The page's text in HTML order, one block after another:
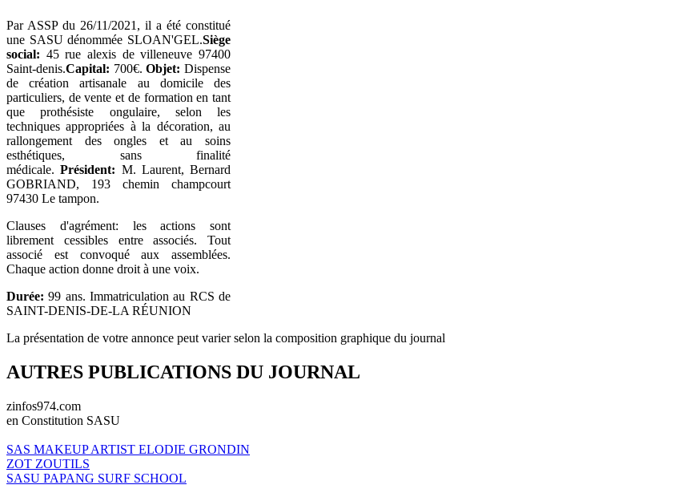
Par ASSP du 26/11/2021, il a été constitué
une SASU dénommée SLOAN'GEL.Siège
social: 45 rue alexis de villeneuve 97400
Saint-denis.Capital: 700€.Objet: Dispense
de création artisanale au domicile des
particuliers, de vente et de formation en tant
que prothésiste ongulaire, selon les
techniques appropriées à la décoration, au
rallongement des ongles et au soins
esthétiques, sans finalité
médicale.Président: M. Laurent, Bernard
GOBRIAND, 193 chemin champcourt
97430 Le tampon.
Clauses d'agrément: les actions sont
librement cessibles entre associés. Tout
associé est convoqué aux assemblées.
Chaque action donne droit à une voix.
Durée: 99 ans. Immatriculation au RCS de
SAINT-DENIS-DE-LA RÉUNION
La présentation de votre annonce peut varier selon la composition graphique du journal
AUTRES PUBLICATIONS DU JOURNAL
zinfos974.com
en Constitution SASU
SAS MAKEUP ARTIST ELODIE GRONDIN
ZOT ZOUTILS
SASU PAPANG SURF SCHOOL